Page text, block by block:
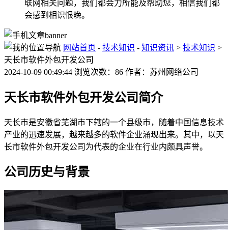
联网相关问题，我们都会力所能及帮助您，相信我们都
会感到相识恨晚。
网站首页 - 技术知识 - 知识资讯 > 技术知识 >
天长市软件外包开发公司
2024-10-09 00:49:44 浏览次数：86 作者：苏州网络公司
天长市软件外包开发公司简介
天长市是安徽省芜湖市下辖的一个县级市，随着中国信息技术
产业的迅速发展，越来越多的软件企业涌现出来。其中，以天
长市软件外包开发公司为代表的企业在行业内颇具声誉。
公司历史与背景